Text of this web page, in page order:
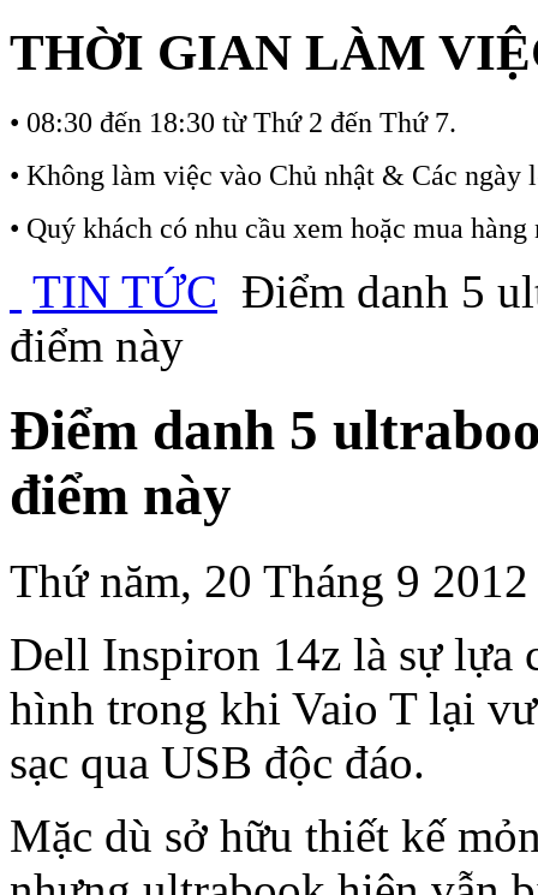
THỜI GIAN LÀM
• 08:30 đến 18:30 từ Thứ 2 đến Thứ 7.
• Không làm việc vào Chủ nhật & Các ngày
• Quý khách có nhu cầu xem hoặc mua
TIN TỨC Điểm danh 5
điểm này
Điểm danh 5
điểm này
Thứ năm, 20 Tháng 9 2012
Dell Inspiron 14z là sự lựa
hình trong khi Vaio T lại
sạc qua USB độc đáo.
Mặc dù sở hữu thiết kế